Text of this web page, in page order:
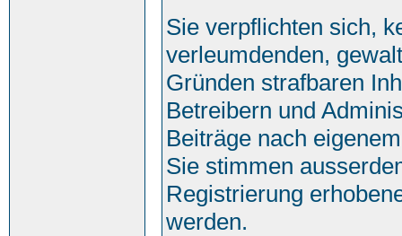
Sie verpflichten sich,
verleumdenden,
Gründen strafbaren
Betreibern und
Beiträge nach
Sie stimmen
Registrierung
werden.